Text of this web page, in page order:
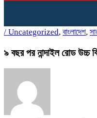
/ Uncategorized, বাংলাদেশ,
৯ বছর পর নান্দাইল রোড উচ্চ